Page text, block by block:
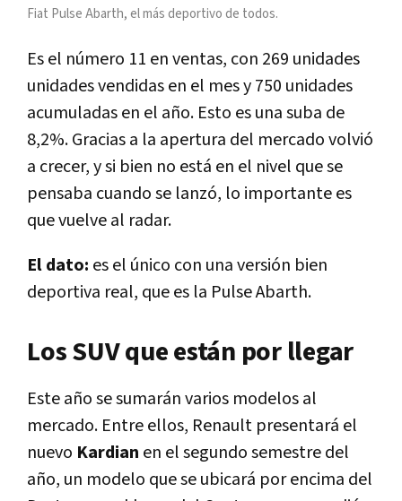
Fiat Pulse Abarth, el más deportivo de todos.
Es el número 11 en ventas, con 269 unidades
unidades vendidas en el mes y 750 unidades
acumuladas en el año. Esto es una suba de
8,2%. Gracias a la apertura del mercado volvió
a crecer, y si bien no está en el nivel que se
pensaba cuando se lanzó, lo importante es
que vuelve al radar.
El dato: es el único con una versión bien
deportiva real, que es la Pulse Abarth.
Los SUV que están por llegar
Este año se sumarán varios modelos al
mercado. Entre ellos, Renault presentará el
nuevo Kardian en el segundo semestre del
año, un modelo que se ubicará por encima del